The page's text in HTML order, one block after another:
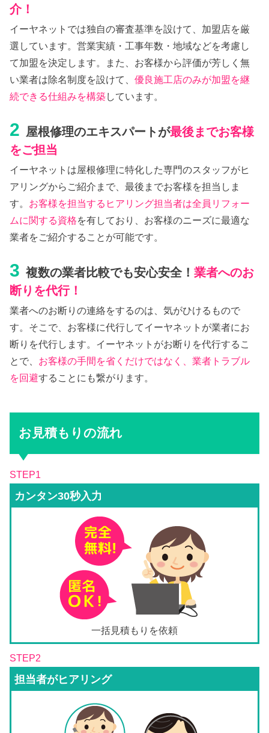
介！
イーヤネットでは独自の審査基準を設けて、加盟店を厳
選しています。営業実績・工事年数・地域などを考慮し
て加盟を決定します。また、お客様から評価が芳しく無
い業者は除名制度を設けて、優良施工店のみが加盟を継
続できる仕組みを構築しています。
2 屋根修理のエキスパートが最後までお客様
をご担当
イーヤネットは屋根修理に特化した専門のスタッフがヒ
アリングからご紹介まで、最後までお客様を担当しま
す。 お客様を担当するヒアリング担当者は全員リフォー
ムに関する資格を有しており、お客様のニーズに最適な
業者をご紹介することが可能です。
3 複数の業者比較でも安心安全！業者へのお
断りを代行！
業者へのお断りの連絡をするのは、気がひけるもので
す。そこで、お客様に代行してイーヤネットが業者にお
断りを代行します。イーヤネットがお断りを代行するこ
とで、 お客様の手間を省くだけではなく、業者トラブル
を回避することにも繋がります。
お見積もりの流れ
STEP1
カンタン30秒入力
一括見積もりを依頼
STEP2
担当者がヒアリング